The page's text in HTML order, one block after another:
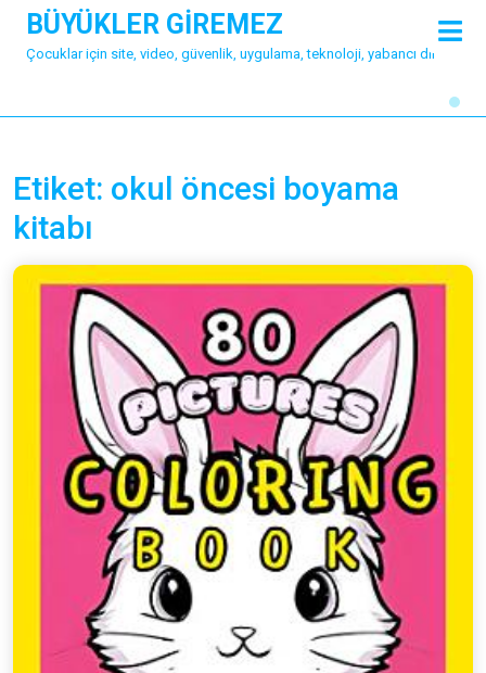
content
BÜYÜKLER GİREMEZ
Çocuklar için site, video, güvenlik, uygulama, teknoloji, yabancı dil
Etiket: okul öncesi boyama
kitabı